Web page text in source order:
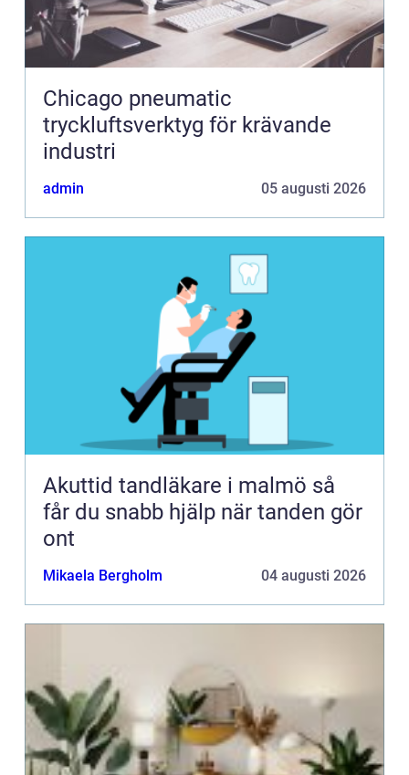
Chicago pneumatic
tryckluftsverktyg för krävande
industri
admin 05 augusti 2026
Akuttid tandläkare i malmö så
får du snabb hjälp när tanden gör
ont
Mikaela Bergholm 04 augusti 2026